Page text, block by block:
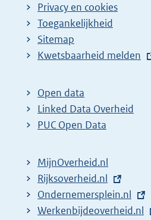
Privacy en cookies
Toegankelijkheid
Sitemap
E
t
e
r
l
i
n
k
Kwetsbaarheid melden
Open data
Linked Data Overheid
PUC Open Data
MijnOverheid.nl
E
x
t
Rijksoverheid.nl
E
x
Ondernemersplein.nl
E
Werkenbijdeoverheid.nl